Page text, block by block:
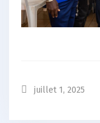
juillet 1, 2025